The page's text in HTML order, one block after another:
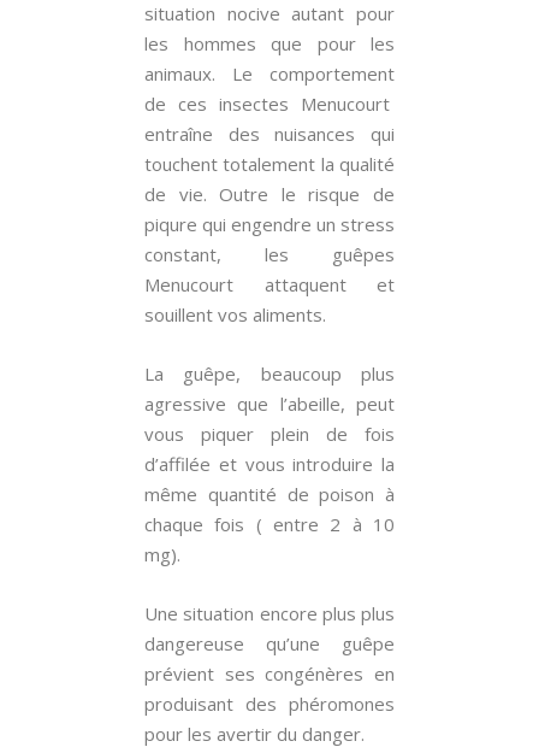
situation nocive autant pour
les hommes que pour les
animaux. Le comportement
de ces insectes Menucourt
entraîne des nuisances qui
touchent totalement la qualité
de vie. Outre le risque de
piqure qui engendre un stress
constant, les guêpes
Menucourt attaquent et
souillent vos aliments.
La guêpe, beaucoup plus
agressive que l’abeille, peut
vous piquer plein de fois
d’affilée et vous introduire la
même quantité de poison à
chaque fois ( entre 2 à 10
mg).
Une situation encore plus plus
dangereuse qu’une guêpe
prévient ses congénères en
produisant des phéromones
pour les avertir du danger.